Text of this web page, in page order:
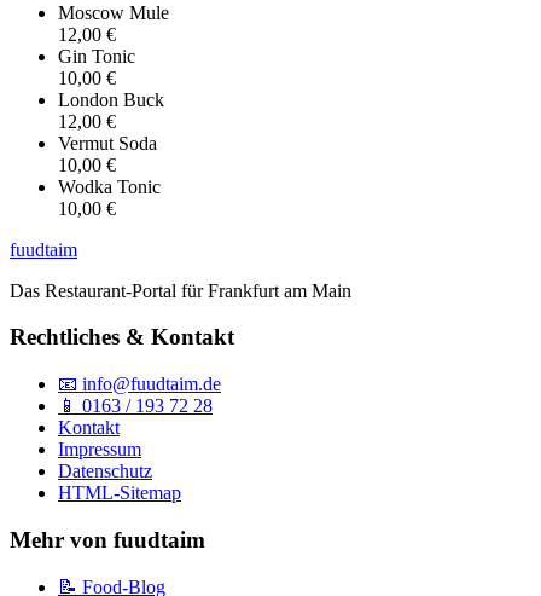
Moscow Mule
12,00 €
Gin Tonic
10,00 €
London Buck
12,00 €
Vermut Soda
10,00 €
Wodka Tonic
10,00 €
fuudtaim
Das Restaurant-Portal für Frankfurt am Main
Rechtliches & Kontakt
📧 info@fuudtaim.de
📱 0163 / 193 72 28
Kontakt
Impressum
Datenschutz
HTML-Sitemap
Mehr von fuudtaim
📝 Food-Blog